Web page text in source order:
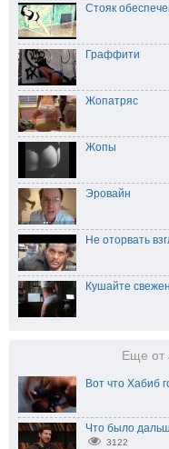
Стояк
Граффити
Жопатряс
Жопы
Эровайн
Не оторвать
Кушайте
Еще от
Вот что Хабиб
Что было
3122